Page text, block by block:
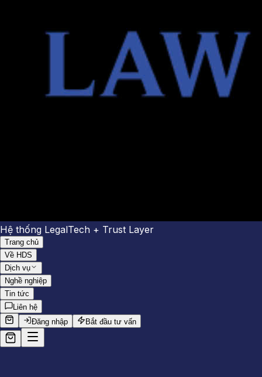
Hệ thống LegalTech + Trust Layer
Trang chủ
Về HDS
Dịch vụ
Nghề nghiệp
Tin tức
Liên hệ
Đăng nhập
Bắt đầu tư vấn